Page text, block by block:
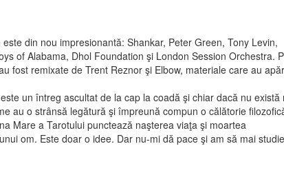
din nou impresionantă: Shankar, Peter Green, Tony Levin,
of Alabama, Dhol Foundation şi London Session Orchestra.
fost remixate de Trent Reznor şi Elbow, materiale care au
un întreg ascultat de la cap la coadă şi chiar dacă nu există
au o strânsă legătură şi împreună compun o călătorie
Mare a Tarotului punctează naşterea viaţa şi moartea
om. Este doar o idee. Dar nu-mi dă pace şi am să mai